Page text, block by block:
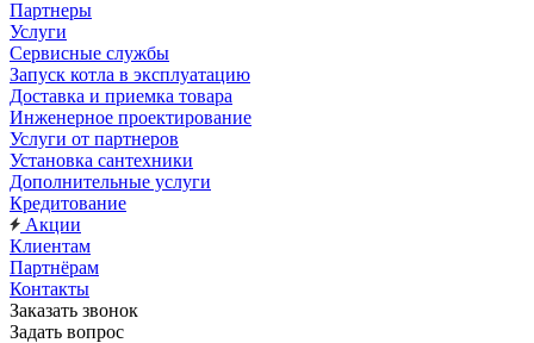
Партнеры
Услуги
Сервисные службы
Запуск котла в эксплуатацию
Доставка и приемка товара
Инженерное проектирование
Услуги от партнеров
Установка сантехники
Дополнительные услуги
Кредитование
Акции
Клиентам
Партнёрам
Контакты
Заказать звонок
Задать вопрос